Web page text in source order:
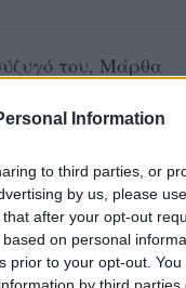
Information
to third parties, or
by us, please
after your opt-out
on personal
prior to your opt-out.
by third parties
του, Μάρθα
του 1997,
η Ζένια ήταν
γυναίκα και
βέβαια,
του